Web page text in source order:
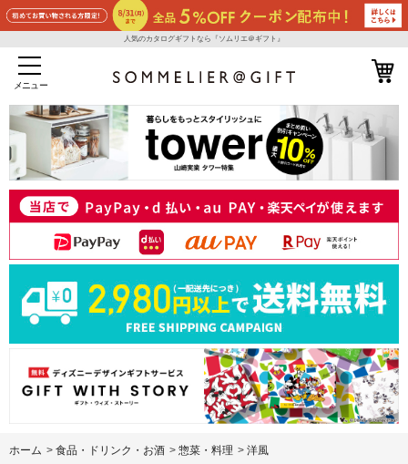
人気のカタログギフトなら『ソムリエ＠ギフト』
メニュー
ホーム > 食品・ドリンク・お酒 > 惣菜・料理 > 洋風